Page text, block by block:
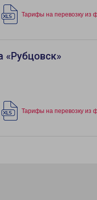
Тарифы на перевозку из
«Рубцовск»
Тарифы на перевозку из